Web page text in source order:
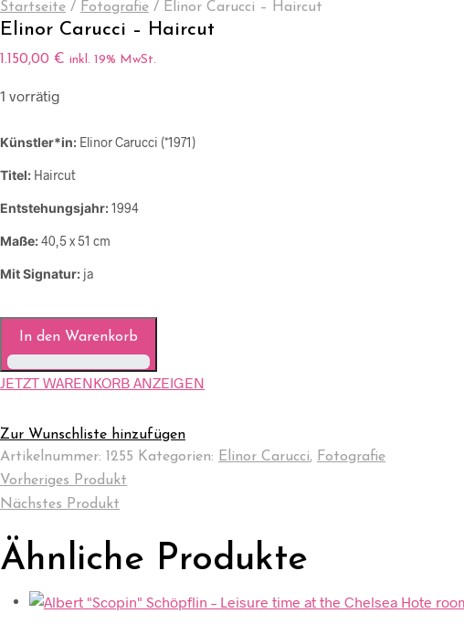
Startseite / Fotografie / Elinor Carucci – Haircut
Elinor Carucci – Haircut
1.150,00 € inkl. 19% MwSt.
1 vorrätig
Künstler*in: Elinor Carucci (*1971)
Titel: Haircut
Entstehungsjahr:1994
Maße:40,5 x 51 cm
Mit Signatur: ja
In den Warenkorb
JETZT WARENKORB ANZEIGEN
Zur Wunschliste hinzufügen
Artikelnummer:
1255 Kategorien: Elinor Carucci, Fotografie
Vorheriges Produkt
Nächstes Produkt
Ähnliche Produkte